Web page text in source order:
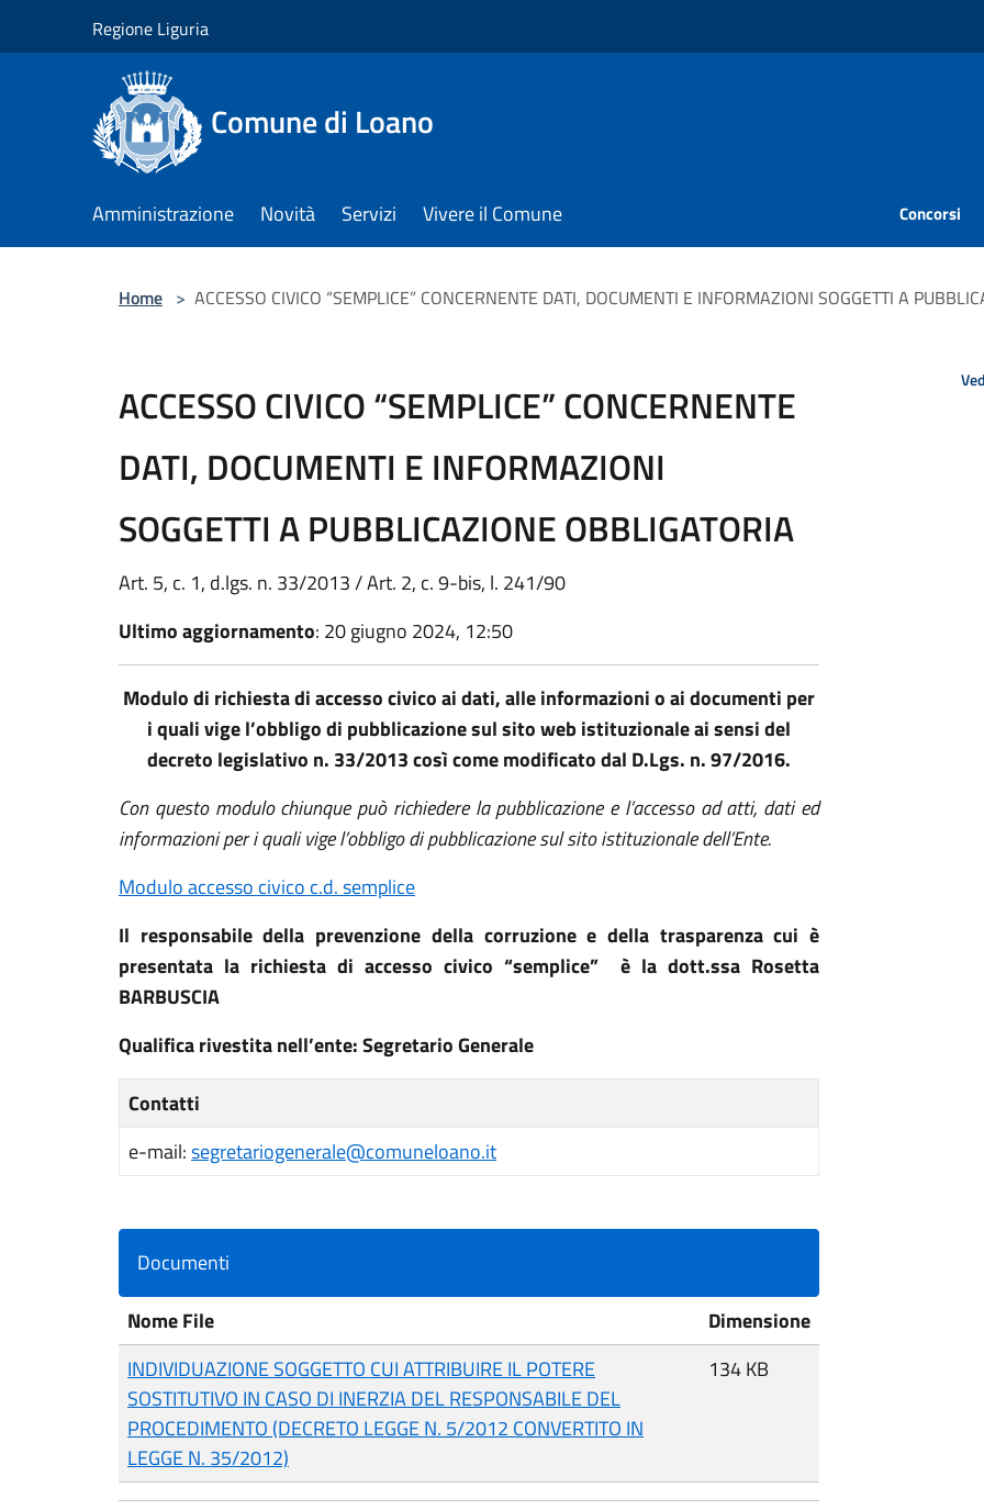
Regione Liguria
Comune di Loano
Amministrazione Novità Servizi Vivere il Comune Concorsi
Home > ACCESSO CIVICO “SEMPLICE” CONCERNENTE DATI, DOCUMENTI E INFORMAZIONI SOGGETTI A
ACCESSO CIVICO “SEMPLICE” CONCERNENTE
DATI, DOCUMENTI E INFORMAZIONI
SOGGETTI A PUBBLICAZIONE OBBLIGATORIA
Art. 5, c. 1, d.lgs. n. 33/2013 / Art. 2, c. 9-bis, l. 241/90
Ultimo aggiornamento: 20 giugno 2024, 12:50
Modulo di richiesta di accesso civico ai dati, alle informazioni o ai documenti per
i quali vige l’obbligo di pubblicazione sul sito web istituzionale ai sensi del
decreto legislativo n. 33/2013 così come modificato dal D.Lgs. n. 97/2016.
Con questo modulo chiunque può richiedere la pubblicazione e l’accesso ad atti, dati ed
informazioni per i quali vige l’obbligo di pubblicazione sul sito istituzionale dell’Ente.
Modulo accesso civico c.d. semplice
Il responsabile della prevenzione della corruzione e della trasparenza cui è
presentata la richiesta di accesso civico “semplice” è la dott.ssa Rosetta
BARBUSCIA
Qualifica rivestita nell’ente: Segretario Generale
Contatti
e-mail:segretariogenerale@comuneloano.it
Documenti
Nome File
Dimensione
INDIVIDUAZIONE SOGGETTO CUI ATTRIBUIRE IL POTERE
SOSTITUTIVO IN CASO DI INERZIA DEL RESPONSABILE DEL
PROCEDIMENTO (DECRETO LEGGE N. 5/2012 CONVERTITO IN
LEGGE N. 35/2012)
134 KB